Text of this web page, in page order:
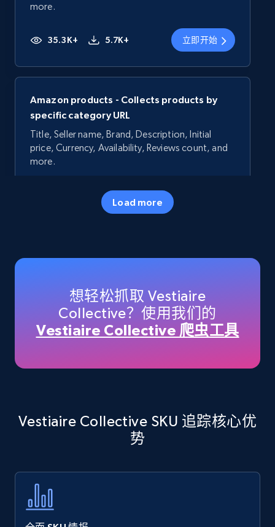
more.
35.3K+ 5.7K+ 立即开始
Amazon products - Collects products by
specific category URL
Title, Seller name, Brand, Description, Initial
price, Currency, Availability, Reviews count, and
more.
5.7K+
Title, Seller name, Brand, Description, Initial
price, Currency, Availability, Reviews count, and
upc numbers
Title, Seller name, Brand, Description, Initial
more.
35.3K+
Load more
想轻松抓取 Vestiaire
Collective？使用我们的
Vestiaire Collective 爬虫工具
Vestiaire Collective SKU 追踪核心优
势